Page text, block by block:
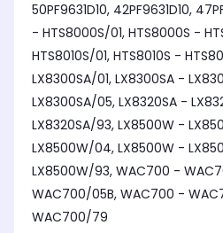
50PF9631D10, 42PF9631D10,
- HTS8000S/01, HTS8000S -
HTS8010S/01, HTS8010S -
LX8300SA/01, LX8300SA -
LX8300SA/05, LX8320SA -
LX8320SA/93, LX8500W -
LX8500W/04, LX8500W -
LX8500W/93, WAC700 -
WAC700/05B, WAC700 -
WAC700/79